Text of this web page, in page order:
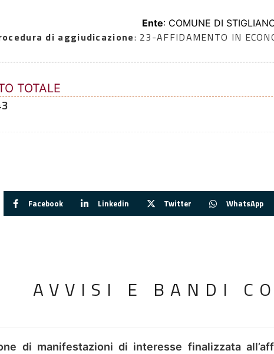
Ente: COMUNE DI
di aggiudicazione: 23-AFFIDAMENTO IN
TOTALE
Facebook Linkedin Twitter WhatsApp
AVVISI E BANDI
di manifestazioni di interesse finalizzata